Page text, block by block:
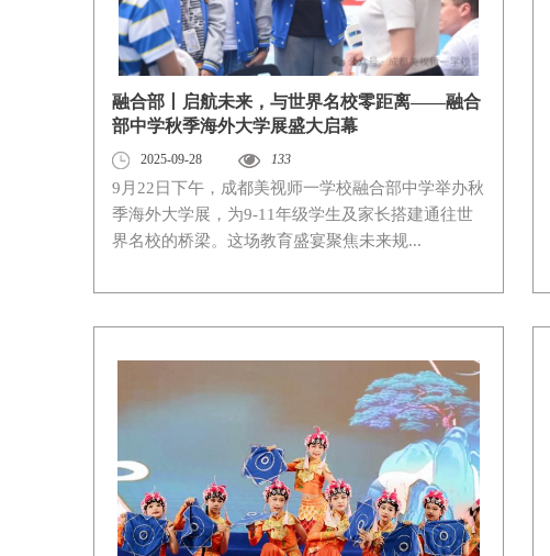
融合部丨启航未来，与世界名校零距离——融合
部中学秋季海外大学展盛大启幕
2025-09-28 133
9月22日下午，成都美视师一学校融合部中学举办秋
季海外大学展，为9-11年级学生及家长搭建通往世
界名校的桥梁。这场教育盛宴聚焦未来规...